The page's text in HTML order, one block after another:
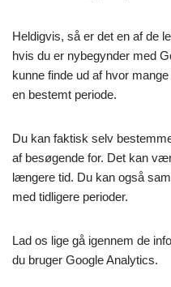
Heldigvis, så er det en af de
hvis du er nybegynder med
kunne finde ud af hvor
en bestemt periode.
Du kan faktisk selv
af besøgende for. Det kan
længere tid. Du kan også
med tidligere perioder.
Lad os lige gå igennem de
du bruger Google Analytics.